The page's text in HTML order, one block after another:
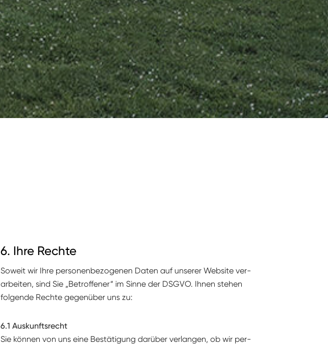
6. Ihre Rechte
Soweit wir Ihre per­so­n­en­be­zo­ge­nen Dat­en auf unser­er Web­site ver­
ar­beit­en, sind Sie „Betrof­fen­er“ im Sinne der DSGVO. Ihnen ste­hen
fol­gende Rechte gegenüber uns zu:
6.1 Auskun­ft­srecht
Sie kön­nen von uns eine Bestä­ti­gung darüber ver­lan­gen, ob wir per­